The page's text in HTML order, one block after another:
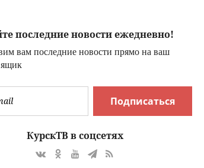
последние новости ежедневно!
вам последние новости прямо на ваш
Подписаться
КурскТВ в соцсетях